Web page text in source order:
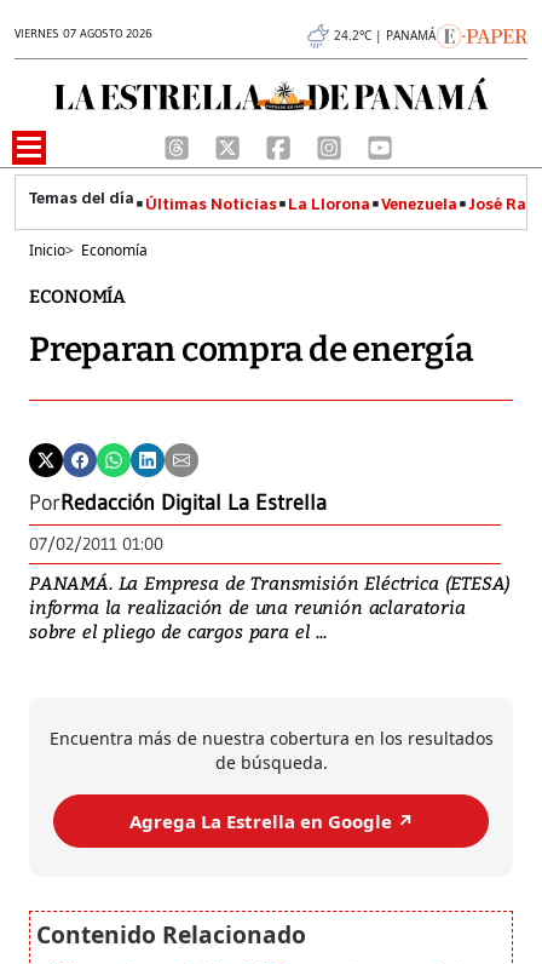
VIERNES 07 AGOSTO 2026 24.2°C | PANAMÁ
Últimas Noticias La Llorona Venezuela José
Inicio> Economía
ECONOMÍA
Preparan compra de energía
PorRedacción Digital La Estrella
07/02/2011 01:00
PANAMÁ. La Empresa de Transmisión Eléctrica (ETESA)
informa la realización de una reunión aclaratoria
sobre el pliego de cargos para el ...
Encuentra más de nuestra cobertura en los resultados
de búsqueda.
Agrega La Estrella en Google ↗️